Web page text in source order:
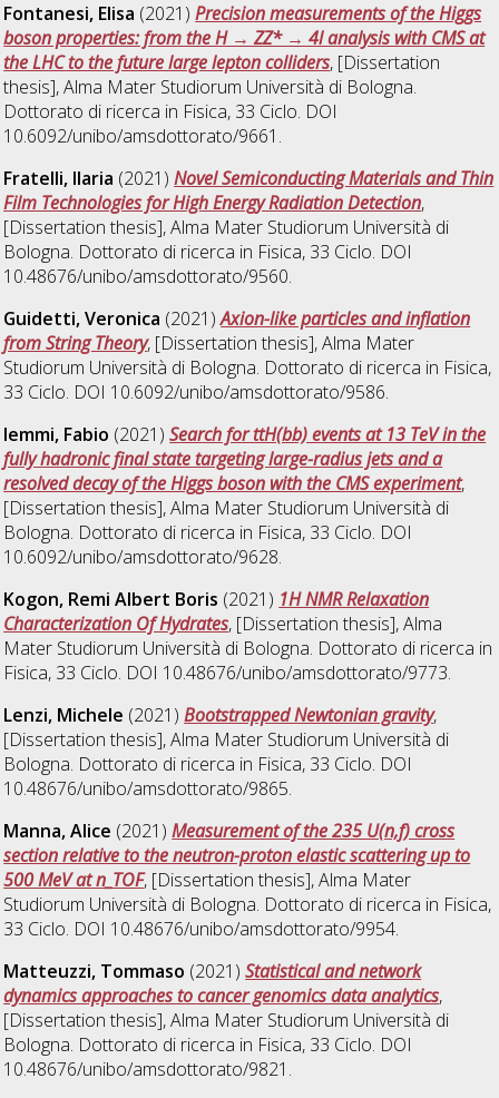
Fontanesi, Elisa (2021)Precision measurements of the Higgs
boson properties: from the H → ZZ* → 4l analysis with CMS at
the LHC to the future large lepton colliders, [Dissertation
thesis], Alma Mater Studiorum Università di Bologna.
Dottorato di ricerca in Fisica, 33 Ciclo. DOI
10.6092/unibo/amsdottorato/9661.
Fratelli, Ilaria (2021)Novel Semiconducting Materials and Thin
Film Technologies for High Energy Radiation Detection,
[Dissertation thesis], Alma Mater Studiorum Università di
Bologna. Dottorato di ricerca in Fisica, 33 Ciclo. DOI
10.48676/unibo/amsdottorato/9560.
Guidetti, Veronica (2021)Axion-like particles and inflation
from String Theory, [Dissertation thesis], Alma Mater
Studiorum Università di Bologna. Dottorato di ricerca in Fisica,
33 Ciclo. DOI 10.6092/unibo/amsdottorato/9586.
Iemmi, Fabio (2021)Search for ttH(bb) events at 13 TeV in the
fully hadronic final state targeting large-radius jets and a
resolved decay of the Higgs boson with the CMS experiment,
[Dissertation thesis], Alma Mater Studiorum Università di
Bologna. Dottorato di ricerca in Fisica, 33 Ciclo. DOI
10.6092/unibo/amsdottorato/9628.
Kogon, Remi Albert Boris (2021) 1H NMR Relaxation
Characterization Of Hydrates, [Dissertation thesis], Alma
Mater Studiorum Università di Bologna. Dottorato di ricerca in
Fisica, 33 Ciclo. DOI 10.48676/unibo/amsdottorato/9773.
Lenzi, Michele (2021)Bootstrapped Newtonian gravity,
[Dissertation thesis], Alma Mater Studiorum Università di
Bologna. Dottorato di ricerca in Fisica, 33 Ciclo. DOI
10.48676/unibo/amsdottorato/9865.
Manna, Alice (2021)Measurement of the 235 U(n,f) cross
section relative to the neutron-proton elastic scattering up to
500 MeV at n_TOF, [Dissertation thesis], Alma Mater
Studiorum Università di Bologna. Dottorato di ricerca in Fisica,
33 Ciclo. DOI 10.48676/unibo/amsdottorato/9954.
Matteuzzi, Tommaso (2021)Statistical and network
dynamics approaches to cancer genomics data analytics,
[Dissertation thesis], Alma Mater Studiorum Università di
Bologna. Dottorato di ricerca in Fisica, 33 Ciclo. DOI
10.48676/unibo/amsdottorato/9821.